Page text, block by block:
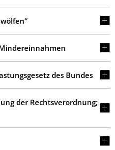
des Bundes
der Rechtsverordnung;